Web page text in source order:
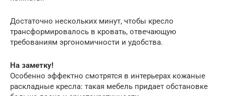
Достаточно нескольких минут, чтобы кресло
трансформировалось в кровать, отвечающую
требованиям эргономичности и удобства.
На заметку!
Особенно эффектно смотрятся в интерьерах кожаные
раскладные кресла: такая мебель придает обстановке